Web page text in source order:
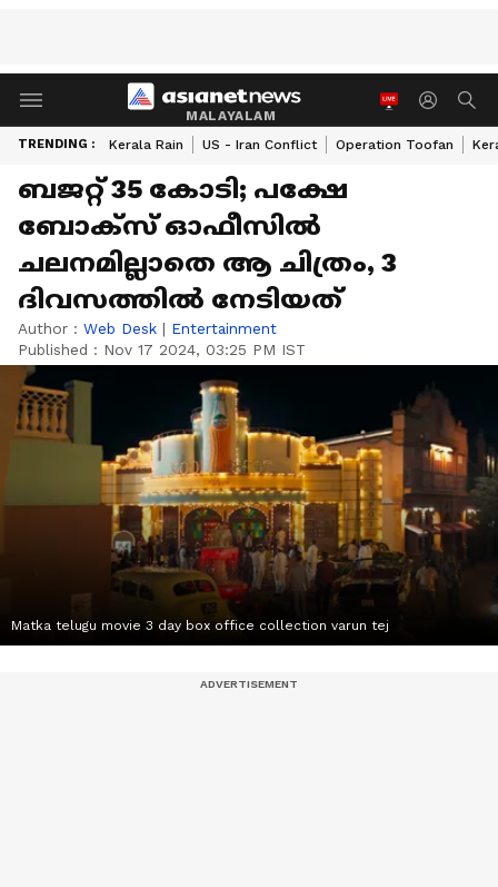
MALAYALAM
TRENDING : Kerala Rain US - Iran Conflict Operation Toofan
ബജറ്റ് 35 കോടി; പക്ഷേ
ബോക്സ് ഓഫീസില്‍
ചലനമില്ലാതെ ആ ചിത്രം, 3
ദിവസത്തില്‍ നേടിയത്
Author : Web Desk | Entertainment
Published : Nov 17 2024, 03:25 PM IST
Matka telugu movie 3 day box office collection varun tej